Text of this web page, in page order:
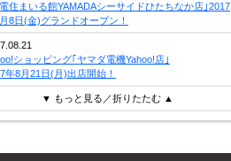
住まいる館YAMADAシーサイドひたちなか店｣2017
8日(金)グランドオープン！
ショッピング｢ヤマダ電機Yahoo!店｣
年8月21日(月)出店開始！
▼ もっと見る／折りたたむ ▲